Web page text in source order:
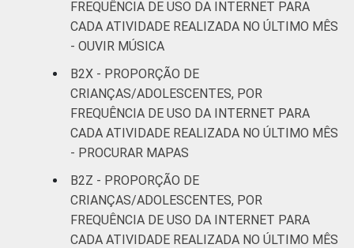
FREQUÊNCIA DE USO DA INTERNET PARA
CADA ATIVIDADE REALIZADA NO ÚLTIMO MÊS
- OUVIR MÚSICA
B2X - PROPORÇÃO DE
CRIANÇAS/ADOLESCENTES, POR
FREQUÊNCIA DE USO DA INTERNET PARA
CADA ATIVIDADE REALIZADA NO ÚLTIMO MÊS
- PROCURAR MAPAS
B2Z - PROPORÇÃO DE
CRIANÇAS/ADOLESCENTES, POR
FREQUÊNCIA DE USO DA INTERNET PARA
CADA ATIVIDADE REALIZADA NO ÚLTIMO MÊS